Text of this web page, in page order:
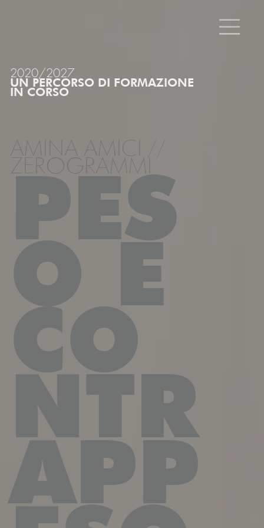
2020/2027
UN PERCORSO DI FORMAZIONE
IN CORSO
AMINA AMICI //
ZEROGRAMMI
PES
O E
CO
NTR
APP